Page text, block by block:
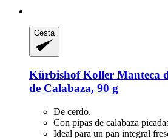
Cesta
Kürbishof Koller Manteca
de Calabaza, 90 g
De cerdo.
Con pipas de calabaza
Ideal para un pan integral